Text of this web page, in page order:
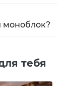
моноблок?
тебя